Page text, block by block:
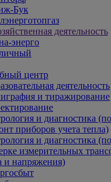
Бук
деятельность
энерго
центр
деятельность
и тиражирование
и диагностика
приборов учета тепла)
и диагностика
измерительных
и напряжения)